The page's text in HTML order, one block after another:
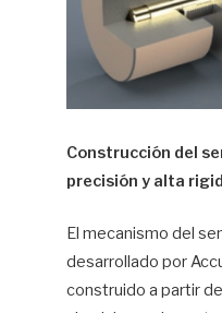
Construcción del
precisión y alta
El mecanismo del
desarrollado por
construido a partir